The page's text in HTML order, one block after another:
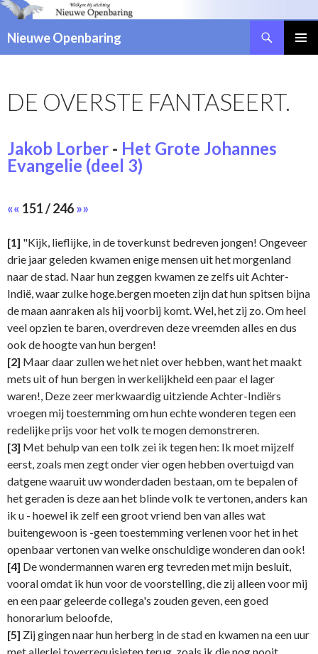
Nieuwe Openbaring
SPRINGEN
DE OVERSTE FANTASEERT.
Jakob Lorber - Het Grote Johannes
Evangelie (deel 3)
«« 151 / 246»»
[1] "Kijk, lieflijke, in de toverkunst bedreven jongen! Ongeveer
drie jaar geleden kwamen enige mensen uit het morgenland
naar de stad. Naar hun zeggen kwamen ze zelfs uit Achter-
Indië, waar zulke hoge.bergen moeten zijn dat hun spitsen bijna
de maan aanraken als hij voorbij komt. Wel, het zij zo. Om heel
veel opzien te baren, overdreven deze vreemden alles en dus
ook de hoogte van hun bergen!
[2] Maar daar zullen we het niet over hebben, want het maakt
mets uit of hun bergen in werkelijkheid een paar el lager
waren!, Deze zeer merkwaardig uitziende Achter-Indiërs
vroegen mij toestemming om hun echte wonderen tegen een
redelijke prijs voor het volk te mogen demonstreren.
[3] Met behulp van een tolk zei ik tegen hen: Ik moet mijzelf
eerst, zoals men zegt onder vier ogen hebben overtuigd van
datgene waaruit uw wonderdaden bestaan, om te bepalen of
het geraden is deze aan het blinde volk te vertonen, anders kan
ik u - hoewel ik zelf een groot vriend ben van alles wat
buitengewoon is -geen toestemming verlenen voor het in het
openbaar vertonen van welke onschuldige wonderen dan ook!
[4] De wondermannen waren erg tevreden met mijn besluit,
vooral omdat ik hun voor de voorstelling, die zij alleen voor mij
en een paar geleerde collega's zouden geven, een goed
honorarium beloofde,
[5] Zij gingen naar hun herberg in de stad en kwamen na een uur